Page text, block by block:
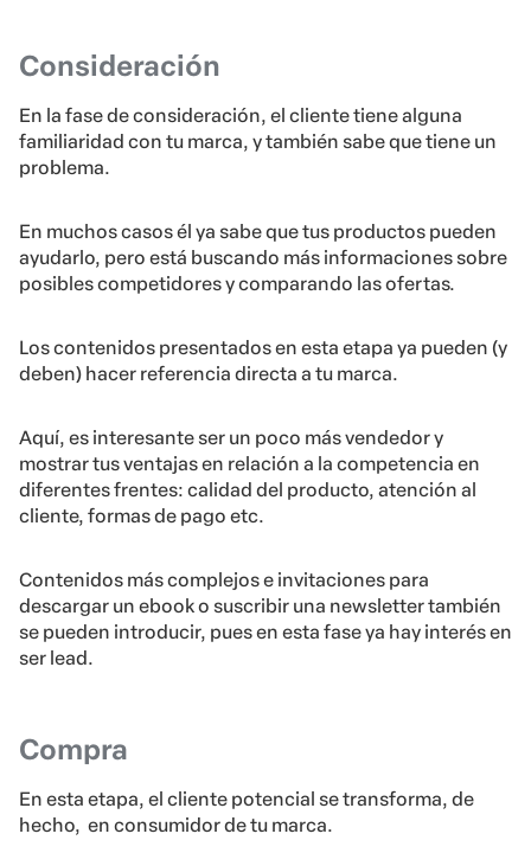
Consideración
En la fase de consideración, el cliente tiene alguna
familiaridad con tu marca, y también sabe que tiene un
problema.
En muchos casos él ya sabe que tus productos pueden
ayudarlo, pero está buscando más informaciones sobre
posibles competidores y comparando las ofertas.
Los contenidos presentados en esta etapa ya pueden (y
deben) hacer referencia directa a tu marca.
Aquí, es interesante ser un poco más vendedor y
mostrar tus ventajas en relación a la competencia en
diferentes frentes: calidad del producto, atención al
cliente, formas de pago etc.
Contenidos más complejos e invitaciones para
descargar un ebook o suscribir una newsletter también
se pueden introducir, pues en esta fase ya hay interés en
ser lead.
Compra
En esta etapa, el cliente potencial se transforma, de
hecho, en consumidor de tu marca.